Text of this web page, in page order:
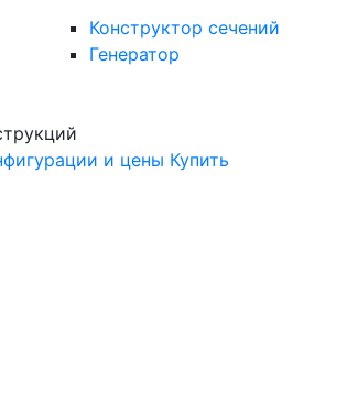
Конструктор сечений
Генератор
и цены Купить